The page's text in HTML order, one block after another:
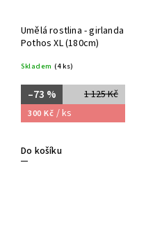
Umělá rostlina - girlanda
Pothos XL (180cm)
Skladem (4 ks)
1 125 Kč
–73 %
300 Kč / ks
Do košíku